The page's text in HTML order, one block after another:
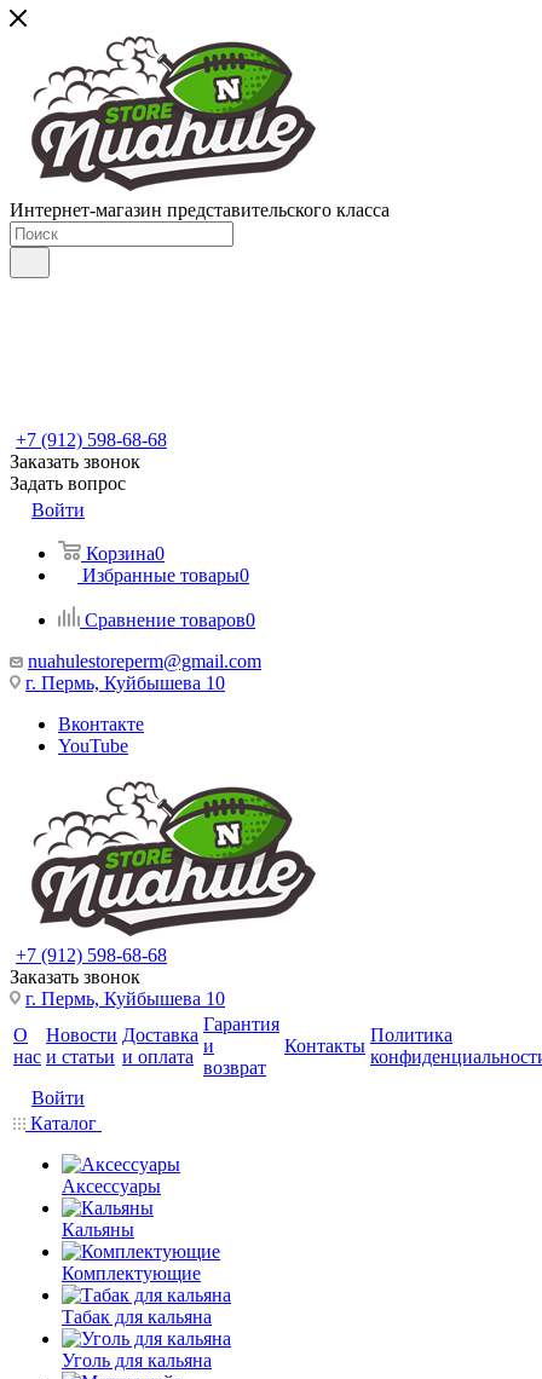
Интернет-магазин представительского класса
+7 (912) 598-68-68
Заказать звонок
Задать вопрос
Войти
Корзина0
Избранные товары0
Сравнение товаров0
nuahulestoreperm@gmail.com
г. Пермь, Куйбышева 10
Вконтакте
YouTube
+7 (912) 598-68-68
Заказать звонок
г. Пермь, Куйбышева 10
О
нас
Новости
и статьи
Доставка
и оплата
Гарантия
и
возврат
Контакты
Политика
Войти
Каталог
Аксессуары
Кальяны
Комплектующие
Табак для кальяна
Уголь для кальяна